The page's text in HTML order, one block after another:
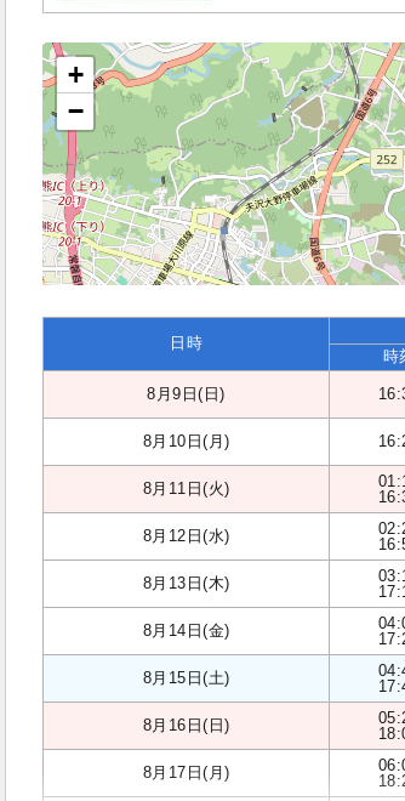
+
−
日時
時
8月9日(日)
8月10日(月)
8月11日(火)
8月12日(水)
8月13日(木)
8月14日(金)
8月15日(土)
8月16日(日)
8月17日(月)